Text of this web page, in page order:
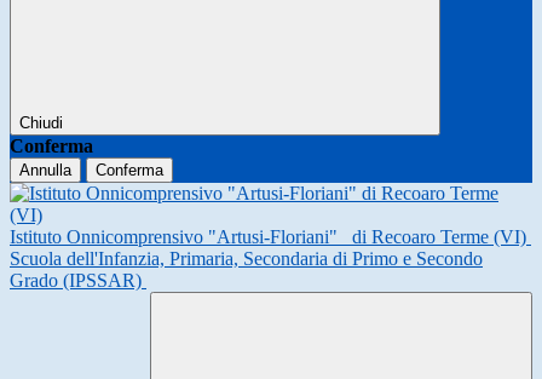
Chiudi
Conferma
Annulla Conferma
Istituto Onnicomprensivo "Artusi-Floriani"
di Recoaro Terme (VI)
Scuola dell'Infanzia, Primaria, Secondaria di Primo e Secondo
Grado (IPSSAR)